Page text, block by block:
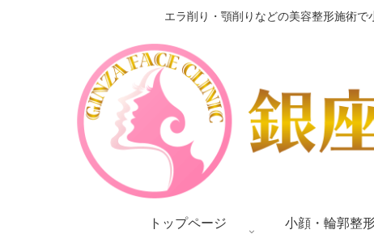
エラ削り・顎削りなどの美容整形施術
トップページ
小顔・輪郭整